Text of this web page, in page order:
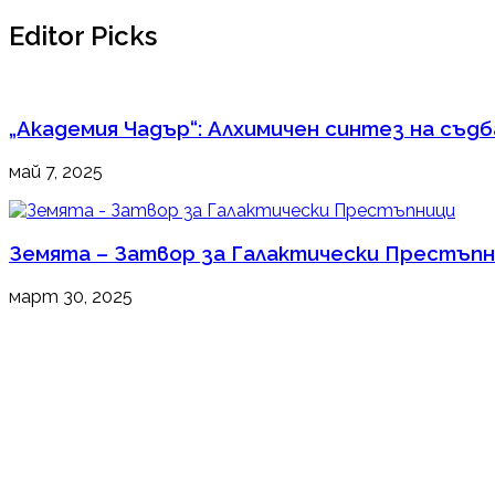
Editor Picks
„Академия Чадър“: Алхимичен синтез на
май 7, 2025
Земята – Затвор за Галактически
март 30, 2025